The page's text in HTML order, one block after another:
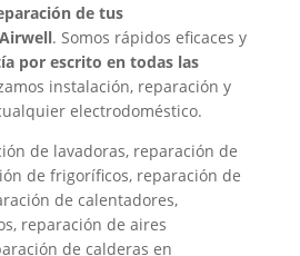
de tus
. Somos rápidos eficaces y
por escrito en todas las
instalación, reparación y
electrodoméstico.
de lavadoras, reparación de
de frigoríficos, reparación de
de calentadores,
reparación de aires
de calderas en